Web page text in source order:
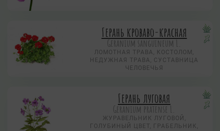
Герань кроваво-красная
Geranium sanguineum L.
ЛОМОТНАЯ ТРАВА, КОСТОЛОМ,
НЕДУЖНАЯ ТРАВА, СУСТАВНИЦА
ЧЕЛОВЕЧЬЯ
Герань луговая
Geranium pratense L.
ЖУРАВЕЛЬНИК ЛУГОВОЙ,
ГОЛУБИНЫЙ ЦВЕТ, ГРАБЕЛЬНИК,